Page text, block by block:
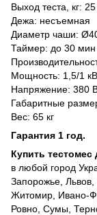
Выход
Дежа: несъемная
Диаметр чаши:
Таймер: до 30 мин
Мощность: 1,5/1
Напряжение: 380
Габаритные
Вес: 65 кг
Гарантия 1 год.
Купить тестомес
в любой город
Запорожье,
Житомир, Ивано-
Ровно, Сумы,